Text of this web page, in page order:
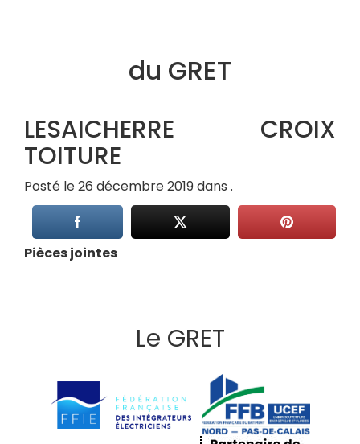
du GRET
LESAICHERRE CROIX
TOITURE
Posté le 26 décembre 2019 dans .
Pièces jointes
Le GRET